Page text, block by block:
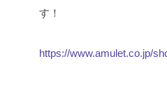
す！
https://www.amulet.co.jp/